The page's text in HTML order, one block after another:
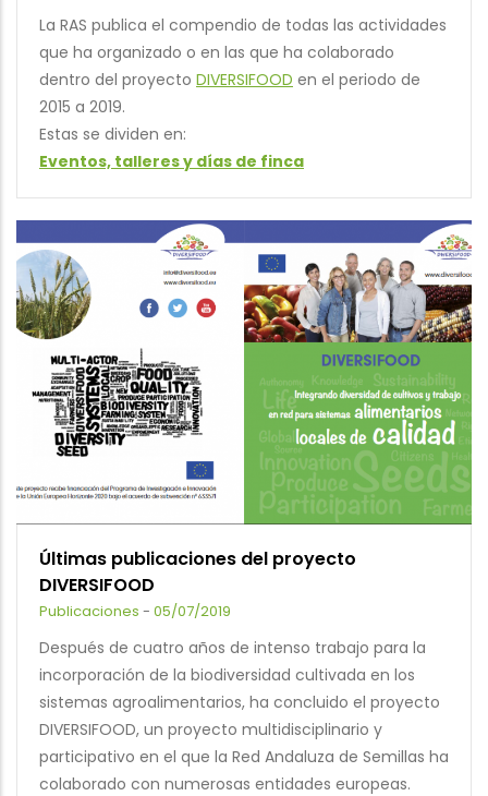
La RAS publica el compendio de todas las actividades
que ha organizado o en las que ha colaborado
dentro del proyecto DIVERSIFOOD en el periodo de
2015 a 2019.
Estas se dividen en:
Eventos, talleres y días de finca
Últimas publicaciones del proyecto
DIVERSIFOOD
Publicaciones - 05/07/2019
Después de cuatro años de intenso trabajo para la
incorporación de la biodiversidad cultivada en los
sistemas agroalimentarios, ha concluido el proyecto
DIVERSIFOOD, un proyecto multidisciplinario y
participativo en el que la Red Andaluza de Semillas ha
colaborado con numerosas entidades europeas.